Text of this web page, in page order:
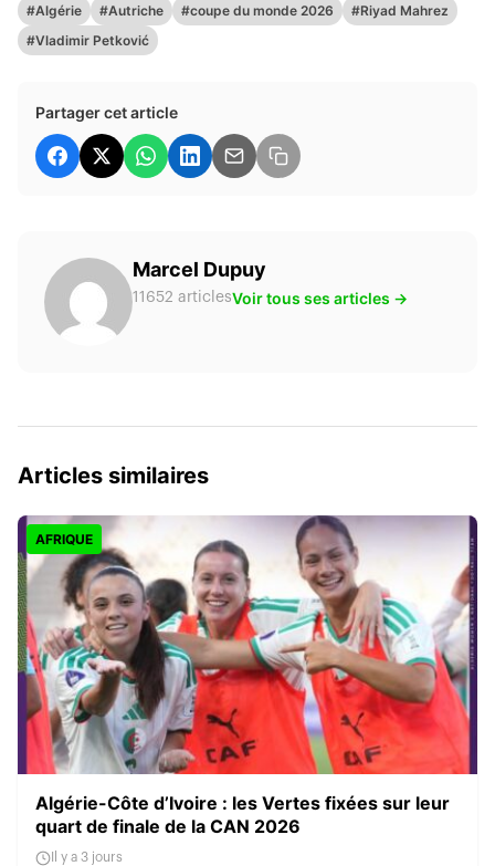
#Algérie #Autriche #coupe du monde 2026
#Riyad Mahrez
#Vladimir Petković
Partager cet article
Marcel Dupuy
11652 articlesVoir tous ses articles →
Articles similaires
AFRIQUE
Algérie-Côte d’Ivoire : les Vertes fixées sur leur
quart de finale de la CAN 2026
Il y a 3 jours